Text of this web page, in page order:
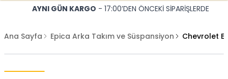
AYNI GÜN KARGO - 17:00’DEN ÖNCEKİ SİPARİŞLERDE
Ana Sayfa Epica Arka Takım ve Süspansiyon Chevrolet